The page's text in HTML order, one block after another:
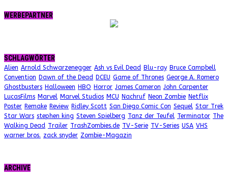
WERBEPARTNER
SCHLAGWÖRTER
Alien Arnold Schwarzenegger Ash vs Evil Dead Blu-ray Bruce Campbell
Convention Dawn of the Dead DCEU Game of Thrones George A. Romero
Ghostbusters Halloween HBO Horror James Cameron John Carpenter
LucasFilms Marvel Marvel Studios MCU Nachruf Neon Zombie Netflix
Poster Remake Review Ridley Scott San Diego Comic Con Sequel Star Trek
Star Wars stephen king Steven Spielberg Tanz der Teufel Terminator The
Walking Dead Trailer TrashZombies.de TV-Serie TV-Series USA VHS
warner bros. zack snyder Zombie-Magazin
ARCHIVE